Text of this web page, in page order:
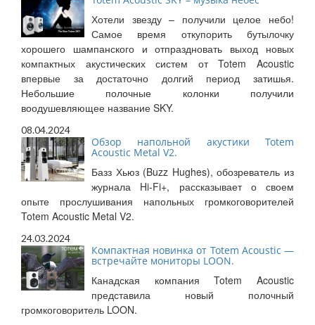
Хотели звезду – получили целое небо!
Самое время откупорить бутылочку
хорошего шампанского и отпраздновать выход новых
компактных акустических систем от Totem Acoustic
впервые за достаточно долгий период затишья.
Небольшие полочные колонки получили
воодушевляющее название SKY.
08.04.2024
Обзор напольной акустики Totem
Acoustic Metal V2.
Базз Хьюз (Buzz Hughes), обозреватель из
журнала Hi-Fi+, рассказывает о своем
опыте прослушивания напольных громкоговорителей
Totem Acoustic Metal V2.
24.03.2024
Компактная новинка от Totem Acoustic —
встречайте мониторы LOON.
Канадская компания Totem Acoustic
представила новый полочный
громкоговоритель LOON.